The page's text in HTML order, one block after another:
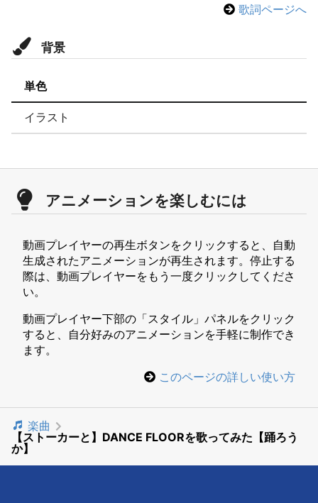
歌詞ページへ
背景
単色
イラスト
アニメーションを楽しむには
動画プレイヤーの再生ボタンをクリックすると、自動
生成されたアニメーションが再生されます。停止する
際は、動画プレイヤーをもう一度クリックしてくださ
い。
動画プレイヤー下部の「スタイル」パネルをクリック
すると、自分好みのアニメーションを手軽に制作でき
ます。
このページの詳しい使い方
楽曲
【ストーカーと】DANCE FLOORを歌ってみた【踊ろう
か】